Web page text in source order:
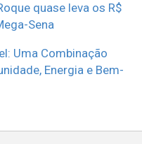
quase leva os R$
Sena
Uma Combinação
Energia e Bem-